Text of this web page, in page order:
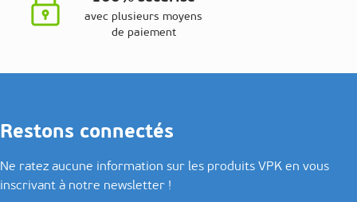
avec plusieurs moyens
de paiement
Restons connectés
Ne ratez aucune information sur les produits VPK en vous
inscrivant à notre newsletter !